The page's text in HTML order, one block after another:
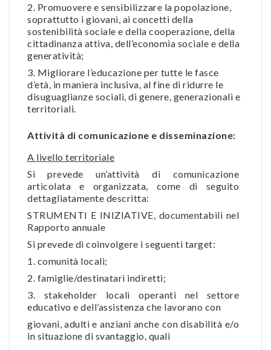
2. Promuovere e sensibilizzare la popolazione,
soprattutto i giovani, ai concetti della
sostenibilità sociale e della cooperazione, della
cittadinanza attiva, dell’economia sociale e della
generatività;
3. Migliorare l’educazione per tutte le fasce
d’età, in maniera inclusiva, al fine di ridurre le
disuguaglianze sociali, di genere, generazionali e
territoriali.
Attività di comunicazione e disseminazione:
A livello territoriale
Si prevede un’attività di comunicazione
articolata e organizzata, come di seguito
dettagliatamente descritta:
STRUMENTI E INIZIATIVE, documentabili nel
Rapporto annuale
Si prevede di coinvolgere i seguenti target:
1. comunità locali;
2. famiglie/destinatari indiretti;
3. stakeholder locali operanti nel settore
educativo e dell’assistenza che lavorano con
giovani, adulti e anziani anche con disabilità e/o
in situazione di svantaggio, quali